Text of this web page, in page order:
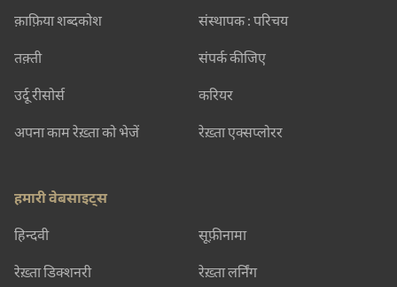
क़ाफ़िया शब्दकोश
तक़्ती
उर्दू रीसोर्स
अपना काम रेख़्ता को भेजें
संस्थापक : परिचय
संपर्क कीजिए
करियर
रेख़्ता एक्सप्लोरर
हमारी वेबसाइट्स
हिन्दवी सूफ़ीनामा
रेख़्ता डिक्शनरी रेख़्ता लर्निंग